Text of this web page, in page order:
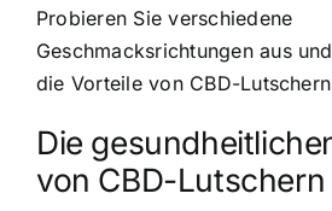
Probieren Sie verschiedene
Geschmacksrichtungen aus
die Vorteile von CBD-
Die
von CBD-Lutschern